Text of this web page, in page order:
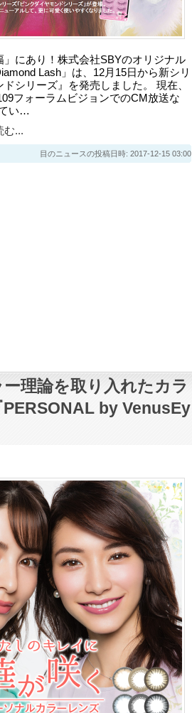
にあり！株式会社SBYのオリジナル
Lash」は、12月15日から新シリ
シリーズ』を発売しました。 現在、
フォーラムビジョンでのCM放送な
い…
む...
目のニュースの投稿日時: 2017-12-15 03:00
理論を取り入れたカラ
by VenusEy